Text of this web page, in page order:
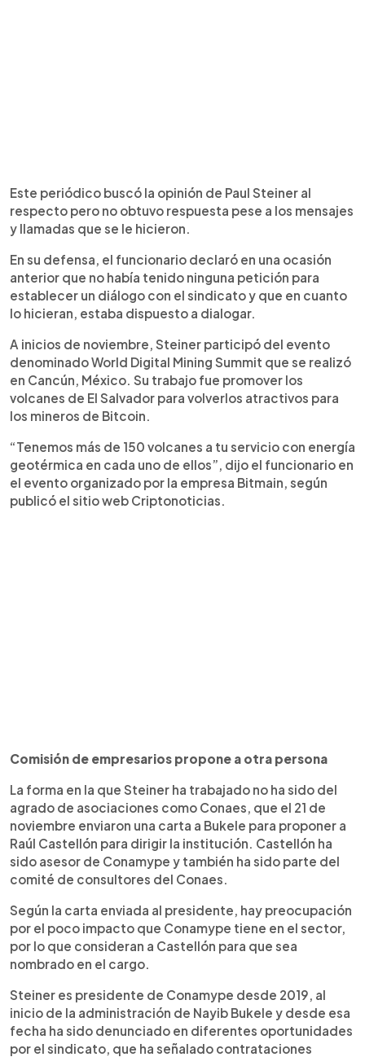
Este periódico buscó la opinión de Paul Steiner al
respecto pero no obtuvo respuesta pese a los mensajes
y llamadas que se le hicieron.
En su defensa, el funcionario declaró en una ocasión
anterior que no había tenido ninguna petición para
establecer un diálogo con el sindicato y que en cuanto
lo hicieran, estaba dispuesto a dialogar.
A inicios de noviembre, Steiner participó del evento
denominado World Digital Mining Summit que se realizó
en Cancún, México. Su trabajo fue promover los
volcanes de El Salvador para volverlos atractivos para
los mineros de Bitcoin.
“Tenemos más de 150 volcanes a tu servicio con energía
geotérmica en cada uno de ellos”, dijo el funcionario en
el evento organizado por la empresa Bitmain, según
publicó el sitio web Criptonoticias.
Comisión de empresarios propone a otra persona
La forma en la que Steiner ha trabajado no ha sido del
agrado de asociaciones como Conaes, que el 21 de
noviembre enviaron una carta a Bukele para proponer a
Raúl Castellón para dirigir la institución. Castellón ha
sido asesor de Conamype y también ha sido parte del
comité de consultores del Conaes.
Según la carta enviada al presidente, hay preocupación
por el poco impacto que Conamype tiene en el sector,
por lo que consideran a Castellón para que sea
nombrado en el cargo.
Steiner es presidente de Conamype desde 2019, al
inicio de la administración de Nayib Bukele y desde esa
fecha ha sido denunciado en diferentes oportunidades
por el sindicato, que ha señalado contrataciones